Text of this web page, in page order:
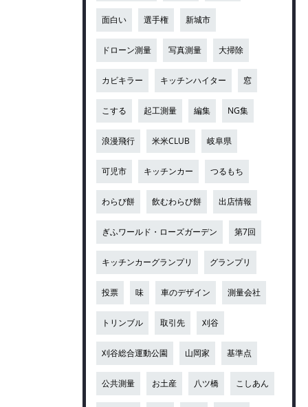
面白い 選手権 新城市
ドローン測量 写真測量 大掃除
カビキラー キッチンハイター 窓
こする 起工測量 編集 NG集
浪漫飛行 米米CLUB 岐阜県
可児市 キッチンカー つるもち
わらび餅 飲むわらび餅 出店情報
ぎふワールド・ローズガーデン 第7回
キッチンカーグランプリ グランプリ
投票 味 車のデザイン 測量会社
トリンブル 取引先 刈谷
刈谷総合運動公園 山岡家 基準点
公共測量 お土産 八ツ橋 こしあん